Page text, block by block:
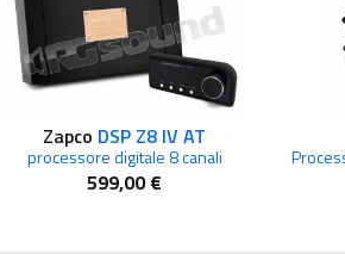
Zapco DSP Z8 IV AT
processore digitale 8 canali
599,00 €